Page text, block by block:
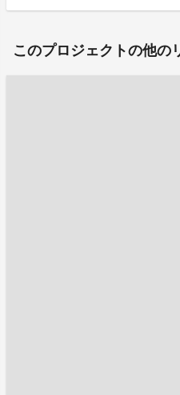
このプロジェクトの他の